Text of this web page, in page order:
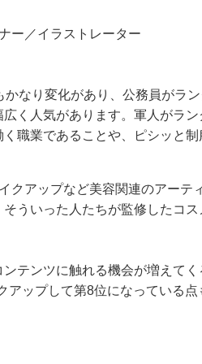
ー／イラストレーター
なり変化があり、公務員がラ
く人気があります。軍人がラ
職業であることや、ピシッと
クアップなど美容関連のアーテ
ういった人たちが監修したコ
テンツに触れる機会が増えて
ップして第8位になっている点